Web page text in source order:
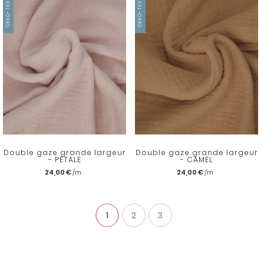
OEKO-TEX
Double gaze grande largeur
- PETALE
24,00 €
OEKO-TEX
Double gaze grande largeur
- CAMEL
24,00 €
1 2 3